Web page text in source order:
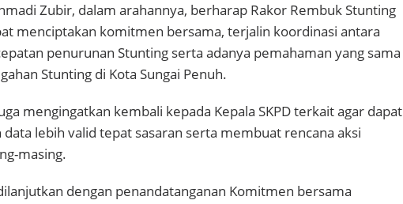
Zubir, dalam arahannya, berharap Rakor Rembuk Stunting
menciptakan komitmen bersama, terjalin koordinasi antara
penurunan Stunting serta adanya pemahaman yang sama
Stunting di Kota Sungai Penuh.
mengingatkan kembali kepada Kepala SKPD terkait agar dapat
lebih valid tepat sasaran serta membuat rencana aksi
masing.
dengan penandatanganan Komitmen bersama